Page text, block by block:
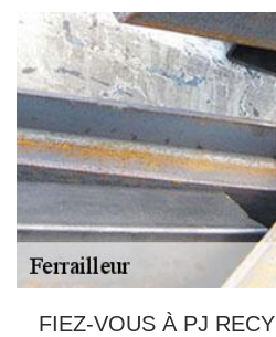
FIEZ-VOUS À PJ